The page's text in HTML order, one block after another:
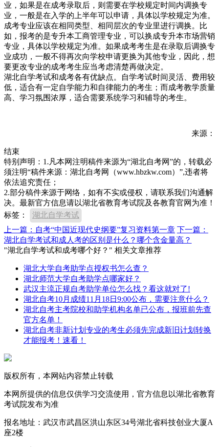
业，如果是在成考录取后，则需要在学校规定时间内调换专
业，一般是在入学的上半年可以申请，具体以学校规定为准。
成考专业应该在相同类型、相同层次的专业里进行调换。比
如，报考的是专升本工商管理专业，可以换成专升本市场营销
专业，具体以学校规定为准。如果成考考生是在录取后调换专
业成功，一般不得再次向学校申请更换为其他专业，因此，想
要更改专业的成考考生应当考虑清楚再做决定。
湖北自学考试和成考各有优缺点。自学考试时间灵活、费用较
低，适合有一定自学能力和自律能力的考生；而成考教学质量
高、学习氛围浓厚，适合需要系统学习和辅导的考生。
来源：
结束
特别声明：1.凡本网注明稿件来源为“湖北自考网”的，转载必
须注明“稿件来源：湖北自考网（www.hbzkw.com）”,违者将
依法追究责任；
2.部分稿件来源于网络，如有不实或侵权，请联系我们沟通解
决。最新官方信息请以湖北省教育考试院及各教育官网为准！
标签：
湖北自学考试
上一篇：自考“中国近现代史纲要”复习资料第一章 下一篇：
湖北自学考试和成人考的区别是什么？哪个含金量高？
"湖北自学考试和成考哪个好？" 相关文章推荐
湖北大学自考助学点授权书怎么查？
湖北师范大学自考助学点哪家好？
武汉主流正规自考助学单位怎么找？看这就对了!
湖北自考10月成绩11月18日9:00公布，需要注意什么？
湖北自考主考院校和助学机构名单已公布，报班前先查
官方名单！
湖北自考非新计划专业的考生必须先完成新旧计划转换
才能报考！速看！
版权所有，本网站内容禁止转载
本网所提供的信息仅供学习交流使用，官方信息以湖北省教育
考试院发布为准
报名地址：武汉市武昌区洪山东区34号湖北省科技创业大厦A
座2楼